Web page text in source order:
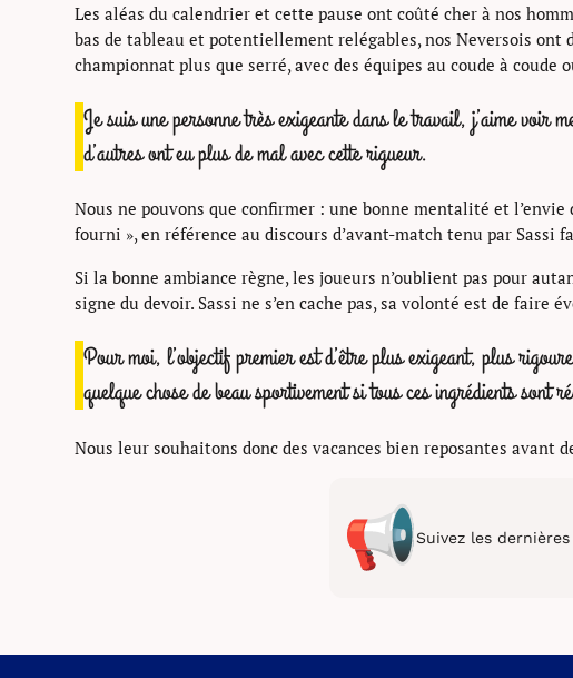
Les aléas du calendrier et cette pause ont coûté cher à nos
bas de tableau et potentiellement relégables, nos Neversois
championnat plus que serré, avec des équipes au coude à
Je suis une personne très exigeante dans le travail, j’aime voir
d’autres ont eu plus de mal avec cette rigueur.
Nous ne pouvons que confirmer : une bonne mentalité et
fourni », en référence au discours d’avant-match tenu par
Si la bonne ambiance règne, les joueurs n’oublient pas pour
signe du devoir. Sassi ne s’en cache pas, sa volonté est de faire
Pour moi, l’objectif premier est d’être plus exigeant, plus
quelque chose de beau sportivement si tous ces ingrédients sont
Nous leur souhaitons donc des vacances bien reposantes
Suivez les